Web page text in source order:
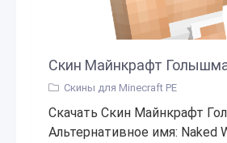
Скин Майнкрафт
Скины для Minecraft PE
Скачать Скин Майнкрафт
Альтернативное имя: Naked